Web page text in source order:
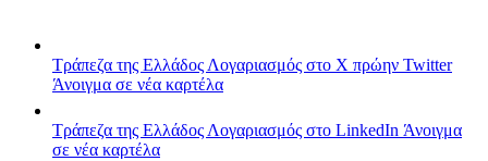
Τράπεζα της Ελλάδος Λογαριασμός στο X πρώην Twitter
Άνοιγμα σε νέα καρτέλα
Τράπεζα της Ελλάδος Λογαριασμός στο LinkedIn Άνοιγμα
σε νέα καρτέλα